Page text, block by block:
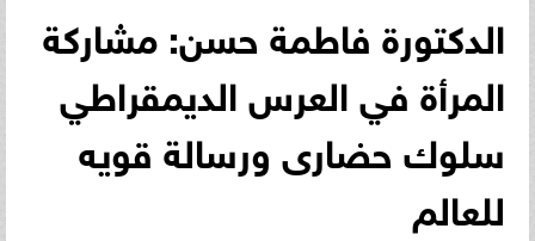
الدكتورة فاطمة حسن: مشاركة
المرأة في العرس الديمقراطي
سلوك حضارى ورسالة قويه
للعالم